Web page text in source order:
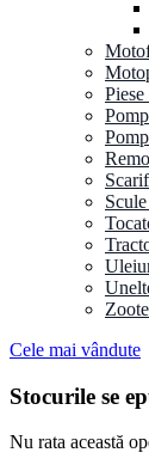
Cele mai vândute
Stocurile se
Nu rata această